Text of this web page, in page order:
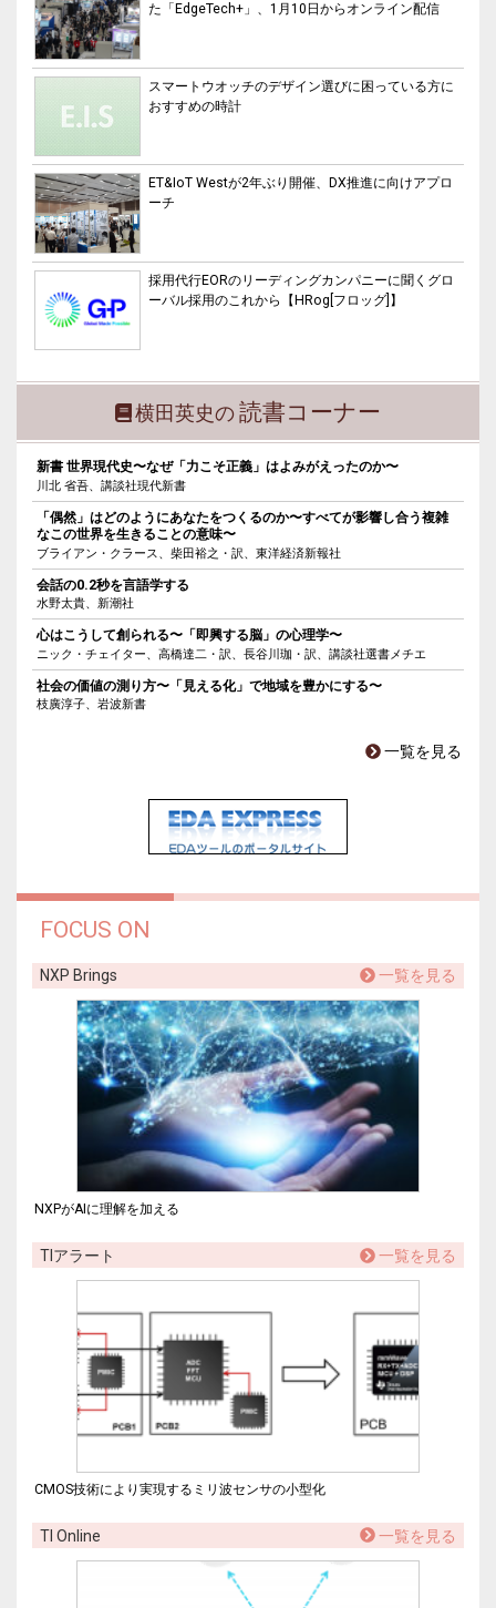
た「EdgeTech+」、1月10日からオンライン配信
スマートウオッチのデザイン選びに困っている方に
おすすめの時計
ET&IoT Westが2年ぶり開催、DX推進に向けアプロ
ーチ
採用代行EORのリーディングカンパニーに聞くグロ
ーバル採用のこれから【HRog[フロッグ]】
横田英史の読書コーナー
新書 世界現代史〜なぜ「力こそ正義」はよみがえったのか〜
川北 省吾、講談社現代新書
「偶然」はどのようにあなたをつくるのか〜すべてが影響し合う複雑
なこの世界を生きることの意味〜
ブライアン・クラース、柴田裕之・訳、東洋経済新報社
会話の0.2秒を言語学する
水野太貴、新潮社
心はこうして創られる〜「即興する脳」の心理学〜
ニック・チェイター、高橋達二・訳、長谷川珈・訳、講談社選書メチエ
社会の価値の測り方〜「見える化」で地域を豊かにする〜
枝廣淳子、岩波新書
一覧を見る
FOCUS ON
NXP Brings 一覧を見る
NXPがAIに理解を加える
TIアラート 一覧を見る
CMOS技術により実現するミリ波センサの小型化
TI Online 一覧を見る